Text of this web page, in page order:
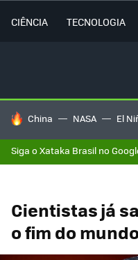
CIÊNCIA TECNOLOGIA
TENDÊNCIAS DO DIA
China NASA El
Siga o Xataka Brasil no
Cientistas já
o fim do